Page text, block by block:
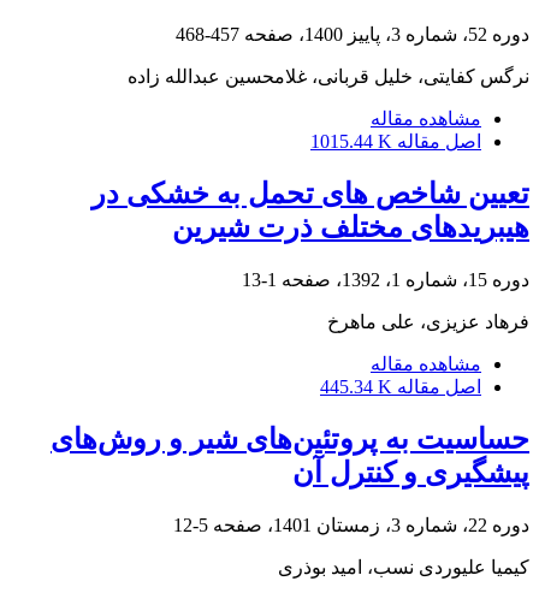
دوره 52، شماره 3، پاییز 1400، صفحه 457-468
نرگس کفایتی، خلیل قربانی، غلامحسین عبدالله زاده
مشاهده مقاله
اصل مقاله 1015.44 K
تعیین شاخص های تحمل به خشکی در
هیبریدهای مختلف ذرت شیرین
دوره 15، شماره 1، 1392، صفحه 1-13
فرهاد عزیزی، علی ماهرخ
مشاهده مقاله
اصل مقاله 445.34 K
حساسیت به پروتئین‌های شیر و روش‌های
پیشگیری و کنترل آن
دوره 22، شماره 3، زمستان 1401، صفحه 5-12
کیمیا علیوردی نسب، امید بوذری